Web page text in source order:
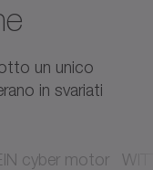
un unico
in svariati
cyber motor